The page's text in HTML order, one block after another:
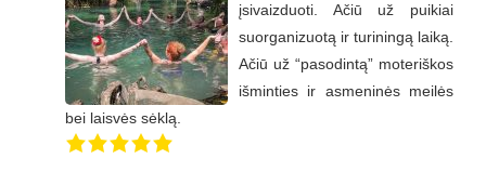
įsivaizduoti. Ačiū už puikiai
suorganizuotą ir turiningą laiką.
Ačiū už “pasodintą” moteriškos
išminties ir asmeninės meilės
bei laisvės sėklą.